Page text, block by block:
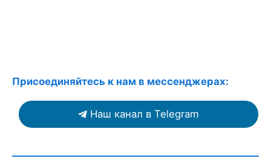
Присоединяйтесь к нам в мессенджерах:
Наш канал в Telegram